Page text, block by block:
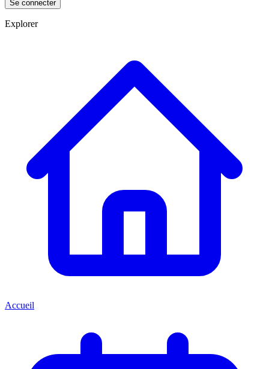
Se connecter
Explorer
Accueil